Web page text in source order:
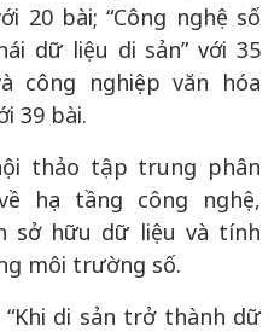
20 bài; “Công nghệ số
dữ liệu di sản” với 35
công nghiệp văn hóa
39 bài.
thảo tập trung phân
hạ tầng công nghệ,
sở hữu dữ liệu và tính
môi trường số.
di sản trở thành dữ